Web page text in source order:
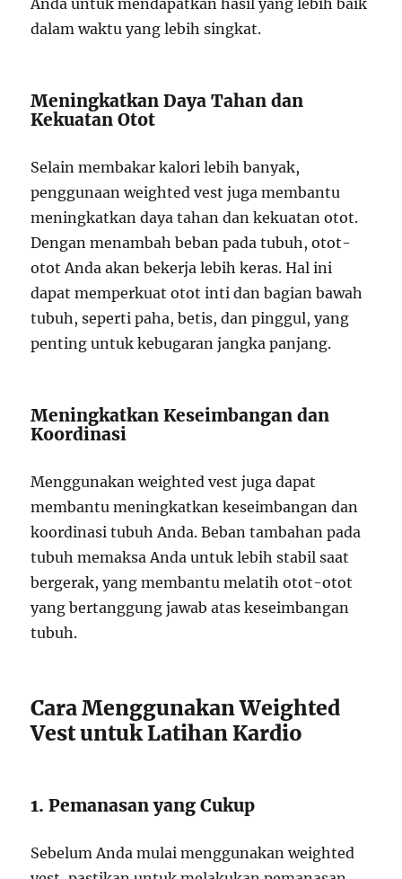
dalam waktu yang lebih singkat.
Meningkatkan Daya Tahan dan
Kekuatan Otot
Selain membakar kalori lebih banyak,
penggunaan weighted vest juga membantu
meningkatkan daya tahan dan kekuatan otot.
Dengan menambah beban pada tubuh, otot-
otot Anda akan bekerja lebih keras. Hal ini
dapat memperkuat otot inti dan bagian bawah
tubuh, seperti paha, betis, dan pinggul, yang
penting untuk kebugaran jangka panjang.
Meningkatkan Keseimbangan dan
Koordinasi
Menggunakan weighted vest juga dapat
membantu meningkatkan keseimbangan dan
koordinasi tubuh Anda. Beban tambahan pada
tubuh memaksa Anda untuk lebih stabil saat
bergerak, yang membantu melatih otot-otot
yang bertanggung jawab atas keseimbangan
tubuh.
Cara Menggunakan Weighted
Vest untuk Latihan Kardio
1. Pemanasan yang Cukup
Sebelum Anda mulai menggunakan weighted